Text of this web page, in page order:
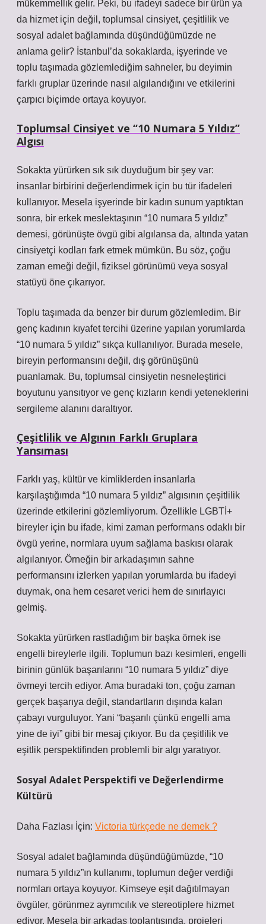
mükemmellik gelir. Peki, bu ifadeyi sadece bir ürün ya
da hizmet için değil, toplumsal cinsiyet, çeşitlilik ve
sosyal adalet bağlamında düşündüğümüzde ne
anlama gelir? İstanbul’da sokaklarda, işyerinde ve
toplu taşımada gözlemlediğim sahneler, bu deyimin
farklı gruplar üzerinde nasıl algılandığını ve etkilerini
çarpıcı biçimde ortaya koyuyor.
Toplumsal Cinsiyet ve “10 Numara 5 Yıldız”
Algısı
Sokakta yürürken sık sık duyduğum bir şey var:
insanlar birbirini değerlendirmek için bu tür ifadeleri
kullanıyor. Mesela işyerinde bir kadın sunum yaptıktan
sonra, bir erkek meslektaşının “10 numara 5 yıldız”
demesi, görünüşte övgü gibi algılansa da, altında yatan
cinsiyetçi kodları fark etmek mümkün. Bu söz, çoğu
zaman emeği değil, fiziksel görünümü veya sosyal
statüyü öne çıkarıyor.
Toplu taşımada da benzer bir durum gözlemledim. Bir
genç kadının kıyafet tercihi üzerine yapılan yorumlarda
“10 numara 5 yıldız” sıkça kullanılıyor. Burada mesele,
bireyin performansını değil, dış görünüşünü
puanlamak. Bu, toplumsal cinsiyetin nesneleştirici
boyutunu yansıtıyor ve genç kızların kendi yeteneklerini
sergileme alanını daraltıyor.
Çeşitlilik ve Algının Farklı Gruplara
Yansıması
Farklı yaş, kültür ve kimliklerden insanlarla
karşılaştığımda “10 numara 5 yıldız” algısının çeşitlilik
üzerinde etkilerini gözlemliyorum. Özellikle LGBTİ+
bireyler için bu ifade, kimi zaman performans odaklı bir
övgü yerine, normlara uyum sağlama baskısı olarak
algılanıyor. Örneğin bir arkadaşımın sahne
performansını izlerken yapılan yorumlarda bu ifadeyi
duymak, ona hem cesaret verici hem de sınırlayıcı
gelmiş.
Sokakta yürürken rastladığım bir başka örnek ise
engelli bireylerle ilgili. Toplumun bazı kesimleri, engelli
birinin günlük başarılarını “10 numara 5 yıldız” diye
övmeyi tercih ediyor. Ama buradaki ton, çoğu zaman
gerçek başarıya değil, standartların dışında kalan
çabayı vurguluyor. Yani “başarılı çünkü engelli ama
yine de iyi” gibi bir mesaj çıkıyor. Bu da çeşitlilik ve
eşitlik perspektifinden problemli bir algı yaratıyor.
Sosyal Adalet Perspektifi ve Değerlendirme
Kültürü
Daha Fazlası İçin: Victoria türkçede ne demek ?
Sosyal adalet bağlamında düşündüğümüzde, “10
numara 5 yıldız”ın kullanımı, toplumun değer verdiği
normları ortaya koyuyor. Kimseye eşit dağıtılmayan
övgüler, görünmez ayrımcılık ve stereotiplere hizmet
ediyor. Mesela bir arkadaş toplantısında, projeleri